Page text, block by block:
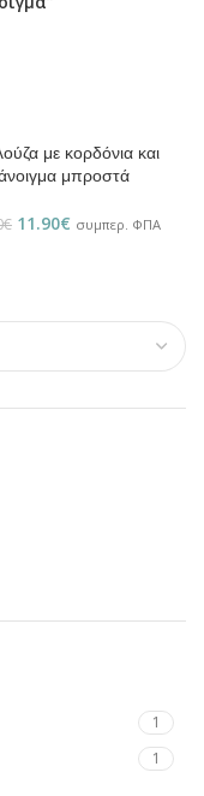
1
1
με κορδόνια και
μπροστά
€ 11.90€ συμπερ. ΦΠΑ